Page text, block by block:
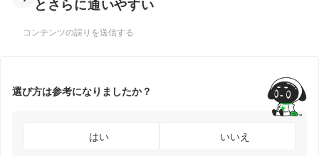
とさらに通いやすい
コンテンツの誤りを送信する
選び方は参考になりましたか？
はい いいえ